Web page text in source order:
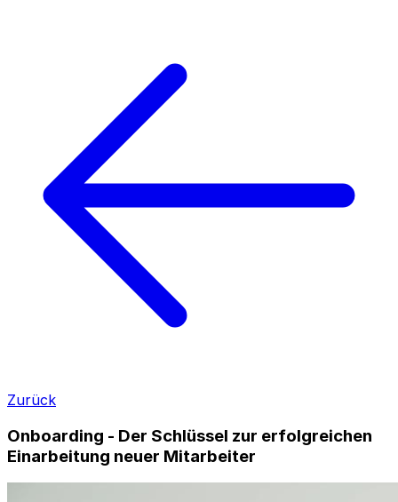
Zurück
Onboarding - Der Schlüssel zur erfolgreichen
Einarbeitung neuer Mitarbeiter